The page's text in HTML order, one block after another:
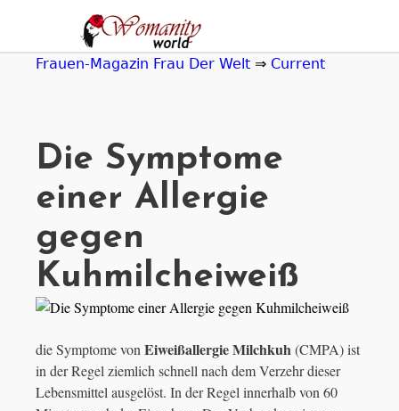
navigation
Frauen-Magazin Frau Der Welt ⇒ Current
Die Symptome
einer Allergie
gegen
Kuhmilcheiweiß
die Symptome von Eiweißallergie Milchkuh(CMPA) ist
in der Regel ziemlich schnell nach dem Verzehr dieser
Lebensmittel ausgelöst. In der Regel innerhalb von 60